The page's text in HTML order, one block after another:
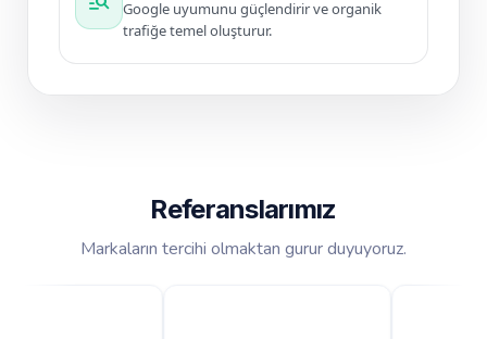
Google uyumunu güçlendirir ve organik
trafiğe temel oluşturur.
Referanslarımız
Markaların tercihi olmaktan gurur duyuyoruz.